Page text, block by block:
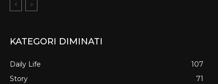
KATEGORI DIMINATI
Daily Life
107
Story
71